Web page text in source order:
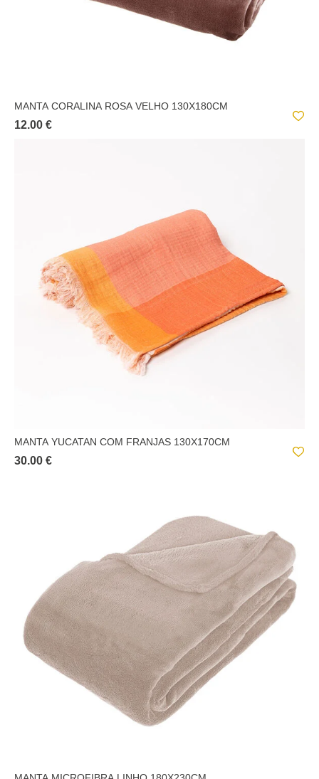
MANTA CORALINA ROSA VELHO 130X180CM
12.00 €
MANTA YUCATAN COM FRANJAS 130X170CM
30.00 €